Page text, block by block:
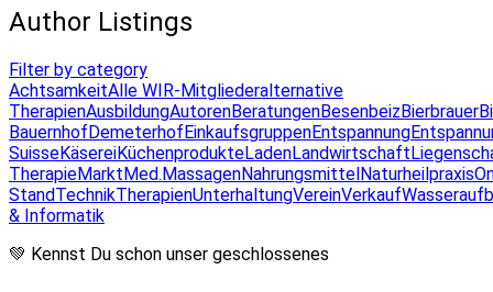
Author Listings
Filter by category
AchtsamkeitAlle WIR-Mitgliederalternative
TherapienAusbildungAutorenBeratungenBesenbeizBierbrauer
BauernhofDemeterhofEinkaufsgruppenEntspannung
SuisseKäsereiKüchenprodukteLadenLandwirtschaft
TherapieMarktMed.MassagenNahrungsmittelNaturheilpraxis
StandTechnikTherapienUnterhaltungVereinVerkauf
& Informatik
💚 Kennst Du schon unser geschlossenes